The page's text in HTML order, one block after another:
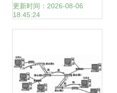
点与数据处理服务
更新时间：2026-08-06
18:45:24